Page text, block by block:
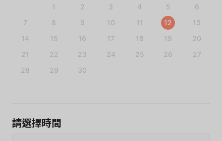
1
2 3 4 5
6
7
8 9 10 11 12
13
14
15 16 17 18 19
20
21
22 23 24 25 26
27
28
29 30
請選擇時間